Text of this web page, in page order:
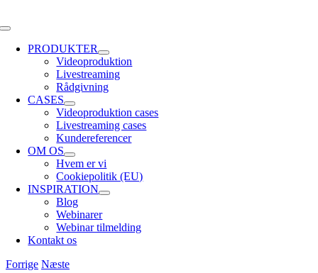
to
Toggle
NavigationPRODUKTER
Videoproduktion
Livestreaming
Rådgivning
CASES
Videoproduktion cases
Livestreaming cases
Kundereferencer
OM OS
Hvem er vi
Cookiepolitik (EU)
INSPIRATION
Blog
Webinarer
Webinar tilmelding
Kontakt os
Forrige Næste